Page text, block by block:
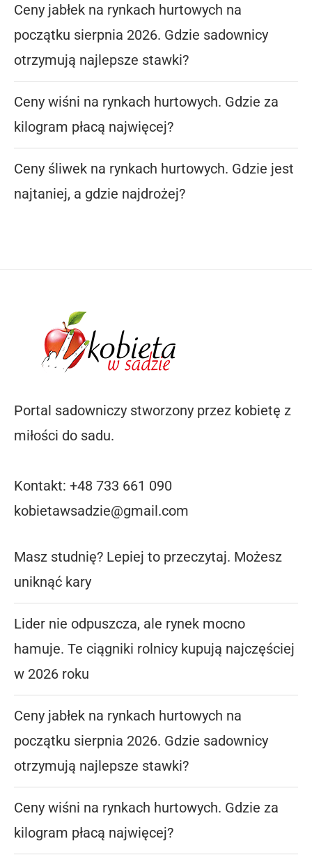
Ceny jabłek na rynkach hurtowych na
początku sierpnia 2026. Gdzie sadownicy
otrzymują najlepsze stawki?
Ceny wiśni na rynkach hurtowych. Gdzie za
kilogram płacą najwięcej?
Ceny śliwek na rynkach hurtowych. Gdzie jest
najtaniej, a gdzie najdrożej?
Portal sadowniczy stworzony przez kobietę z
miłości do sadu.
Kontakt: +48 733 661 090
kobietawsadzie@gmail.com
Masz studnię? Lepiej to przeczytaj. Możesz
uniknąć kary
Lider nie odpuszcza, ale rynek mocno
hamuje. Te ciągniki rolnicy kupują najczęściej
w 2026 roku
Ceny jabłek na rynkach hurtowych na
początku sierpnia 2026. Gdzie sadownicy
otrzymują najlepsze stawki?
Ceny wiśni na rynkach hurtowych. Gdzie za
kilogram płacą najwięcej?